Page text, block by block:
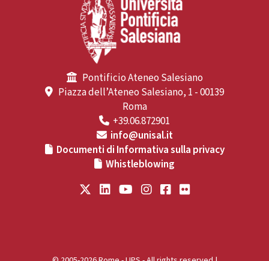
Pontificio Ateneo Salesiano
Piazza dell’Ateneo Salesiano, 1 - 00139
Roma
+39.06.872901
info@unisal.it
Documenti di Informativa sulla privacy
Whistleblowing